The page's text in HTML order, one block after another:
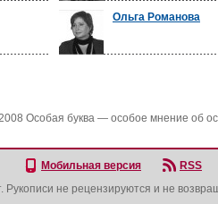
Ольга Романова
Особая буква — особое мнение об
Мобильная версия
RSS
Рукописи не рецензируются и не